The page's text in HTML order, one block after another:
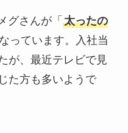
グさんが「 太ったの
っています。入社当
が、最近テレビで見
た方も多いようで